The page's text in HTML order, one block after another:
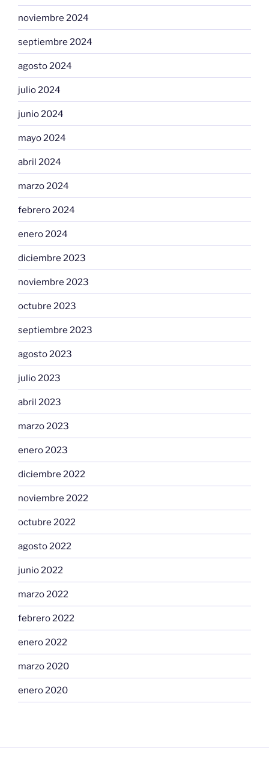
noviembre 2024
septiembre 2024
agosto 2024
julio 2024
junio 2024
mayo 2024
abril 2024
marzo 2024
febrero 2024
enero 2024
diciembre 2023
noviembre 2023
octubre 2023
septiembre 2023
agosto 2023
julio 2023
abril 2023
marzo 2023
enero 2023
diciembre 2022
noviembre 2022
octubre 2022
agosto 2022
junio 2022
marzo 2022
febrero 2022
enero 2022
marzo 2020
enero 2020